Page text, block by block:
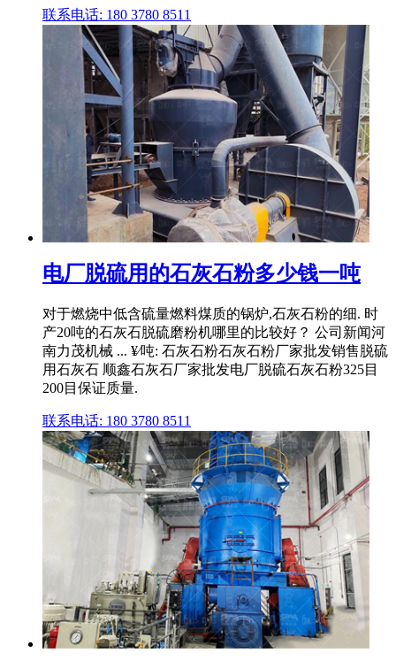
联系电话: 180 3780 8511
电厂脱硫用的石灰石粉多少钱一吨
对于燃烧中低含硫量燃料煤质的锅炉,石灰石粉的细. 时
产20吨的石灰石脱硫磨粉机哪里的比较好？ 公司新闻河
南力茂机械 ... ¥⁄吨: 石灰石粉石灰石粉厂家批发销售脱硫
用石灰石 顺鑫石灰石厂家批发电厂脱硫石灰石粉325目
200目保证质量.
联系电话: 180 3780 8511